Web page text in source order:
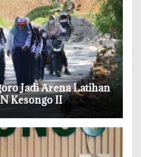
Jadi Arena Latihan
Kesongo II